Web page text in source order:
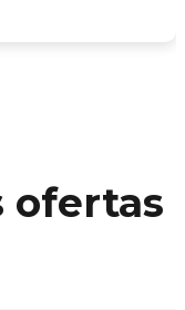
ofertas